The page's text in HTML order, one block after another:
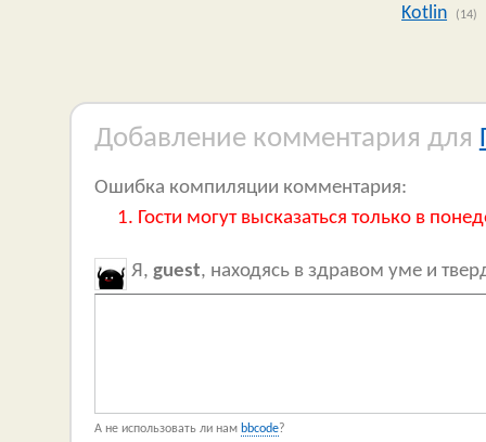
Kotlin (14)
Добавление комментария для
Ошибка компиляции комментария:
Гости могут высказаться только в
Я, guest, находясь в здравом уме и
А не использовать ли нам bbcode?